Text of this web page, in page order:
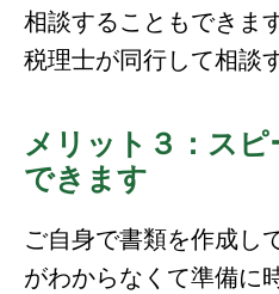
相談することもできます
税理士が同行して相談
メリット３：ス
できます
ご自身で書類を作成し
がわからなくて準備に